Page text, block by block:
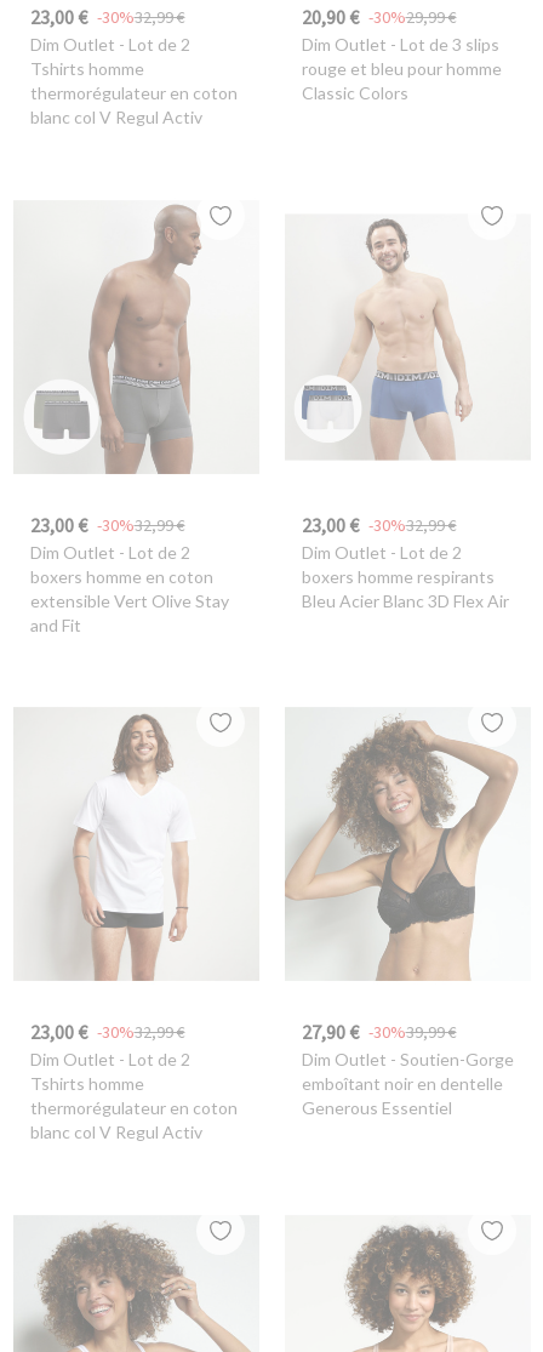
23,00 € 32,99 €
-30%
Dim Outlet - Lot de 2
Tshirts homme
thermorégulateur en coton
blanc col V Regul Activ
20,90 € 29,99 €
-30%
Dim Outlet - Lot de 3 slips
rouge et bleu pour homme
Classic Colors
23,00 € 32,99 €
-30%
Dim Outlet - Lot de 2
boxers homme en coton
extensible Vert Olive Stay
and Fit
23,00 € 32,99 €
-30%
Dim Outlet - Lot de 2
boxers homme respirants
Bleu Acier Blanc 3D Flex Air
23,00 € 32,99 €
-30%
Dim Outlet - Lot de 2
Tshirts homme
thermorégulateur en coton
blanc col V Regul Activ
27,90 € 39,99 €
-30%
Dim Outlet - Soutien-Gorge
emboîtant noir en dentelle
Generous Essentiel